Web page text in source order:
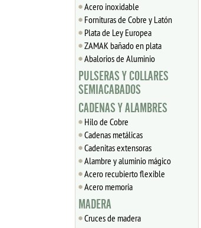
Acero inoxidable
Fornituras de Cobre y Latón
Plata de Ley Europea
ZAMAK bañado en plata
Abalorios de Aluminio
PULSERAS Y COLLARES
SEMIACABADOS
CADENAS Y ALAMBRES
Hilo de Cobre
Cadenas metálicas
Cadenitas extensoras
Alambre y aluminio mágico
Acero recubierto flexible
Acero memoria
MADERA
Cruces de madera